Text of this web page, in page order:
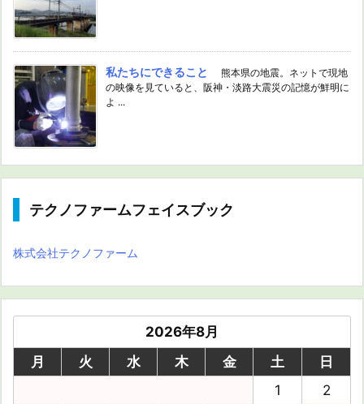
私たちにできること
熊本県の地震。ネットで現地
の映像を見ていると、阪神・淡路大震災の記憶が鮮明に
よ ...
テクノファームフェイスブック
株式会社テクノファーム
2026年8月
月
火 水 木 金 土
日
1
2